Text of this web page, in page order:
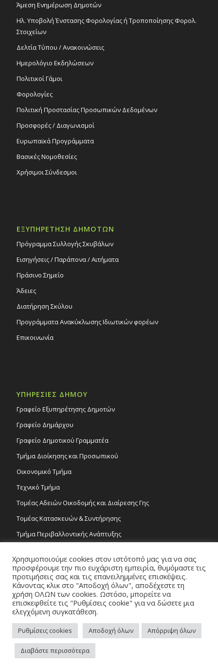
Άμεση Ενημέρωση Δημοτών
Ηλ. Υποβολή Ένστασης Φορολογίας ή Τροποποίησης Φορολ.
Στοιχείων
Δελτία Τύπου / Ανακοινώσεις
Ημερολόγιο Εκδηλώσεων
Πολιτικοί Γάμοι
Φορολογίες
Πολιτική Προστασίας Προσωπικών Δεδομένων
Προσφορές / Διαγωνισμοί
Ευρωπαϊκά Προγράμματα
Βασικές Νομοθεσίες
Χρήσιμοι Σύνδεσμοι
ΕΞΥΠΗΡΕΤΗΣΗ ΔΗΜΟΤΩΝ
Πρόγραμμα Συλλογής Σκυβάλων
Εισηγήσεις / Παράπονα / Αιτήματα
Πράσινο Σημείο
Άδειες
Διατήρηση Σκύλου
Προγράμματα Ανακύκλωσης Ιδιωτικών φορέων
Επικοινωνία
ΥΠΗΡΕΣΙΕΣ ΔΗΜΟΥ
Γραφείο Εξυπηρέτησης Δημοτών
Γραφείο Δημάρχου
Γραφείο Δημοτικού Γραμματέα
Τμήμα Διοίκησης και Προσωπικού
Οικονομικό Τμήμα
Τεχνικό Τμήμα
Τομέας Αδειών Οικοδομής και Διαίρεσης Γης
Τομέας Κατασκευών & Συντήρησης
Τμήμα Περιβαλλοντικής Ανάπτυξης
Τομέας Γραμμάτων και Τεχνών
Τροχονομία
Copyright 2026 © Δήμος Στροβόλου, All Rights Reserved. / Powered by
NETinfo Plc
Χρησιμοποιούμε cookies στον ιστότοπό μας για να σας
προσφέρουμε την πιο ευχάριστη εμπειρία, θυμόμαστε τις
προτιμήσεις σας και τις επανειλημμένες επισκέψεις.
Κάνοντας κλικ στο "Αποδοχή όλων", αποδέχεστε τη
χρήση ΟΛΩΝ των cookies. Ωστόσο, μπορείτε να
επισκεφθείτε τις "Ρυθμίσεις cookie" για να δώσετε μια
ελεγχόμενη συγκατάθεση.
Ρυθμίσεις cookies Αποδοχή όλων Απόρριψη όλων
Διαβάστε περισσότερα